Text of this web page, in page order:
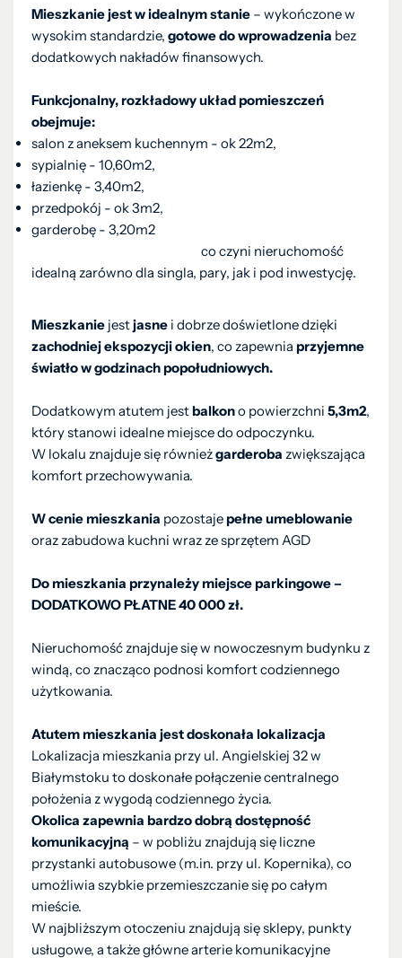
Mieszkanie jest w idealnym stanie – wykończone w
wysokim standardzie, gotowe do wprowadzenia bez
dodatkowych nakładów finansowych.
Funkcjonalny, rozkładowy układ pomieszczeń
obejmuje:
salon z aneksem kuchennym - ok 22m2,
sypialnię - 10,60m2,
łazienkę - 3,40m2,
przedpokój - ok 3m2,
garderobę - 3,20m2
co czyni nieruchomość
idealną zarówno dla singla, pary, jak i pod inwestycję.
Mieszkanie jestjasne i dobrze doświetlone dzięki
zachodniej ekspozycji okien, co zapewnia przyjemne
światło w godzinach popołudniowych.
Dodatkowym atutem jestbalkono powierzchni 5,3m2,
który stanowi idealne miejsce do odpoczynku.
W lokalu znajduje się równieżgarderoba zwiększająca
komfort przechowywania.
W cenie mieszkania pozostajepełne umeblowanie
oraz zabudowa kuchni wraz ze sprzętem AGD
Do mieszkania przynależy miejsce parkingowe –
DODATKOWO PŁATNE 40 000 zł.
Nieruchomość znajduje się w nowoczesnym budynku z
windą, co znacząco podnosi komfort codziennego
użytkowania.
Atutem mieszkania jest doskonała lokalizacja
Lokalizacja mieszkania przy ul. Angielskiej 32 w
Białymstoku to doskonałe połączenie centralnego
położenia z wygodą codziennego życia.
Okolica zapewnia bardzo dobrą dostępność
komunikacyjną – w pobliżu znajdują się liczne
przystanki autobusowe (m.in. przy ul. Kopernika), co
umożliwia szybkie przemieszczanie się po całym
mieście.
W najbliższym otoczeniu znajdują się sklepy, punkty
usługowe, a także główne arterie komunikacyjne